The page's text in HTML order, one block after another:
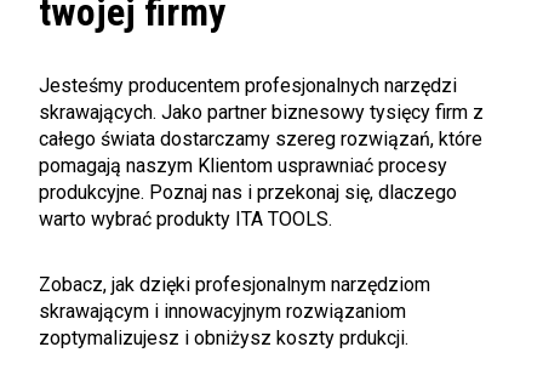
twojej firmy
Jesteśmy producentem profesjonalnych narzędzi
skrawających. Jako partner biznesowy tysięcy firm z
całego świata dostarczamy szereg rozwiązań, które
pomagają naszym Klientom usprawniać procesy
produkcyjne. Poznaj nas i przekonaj się, dlaczego
warto wybrać produkty ITA TOOLS.
Zobacz, jak dzięki profesjonalnym narzędziom
skrawającym i innowacyjnym rozwiązaniom
zoptymalizujesz i obniżysz koszty prdukcji.